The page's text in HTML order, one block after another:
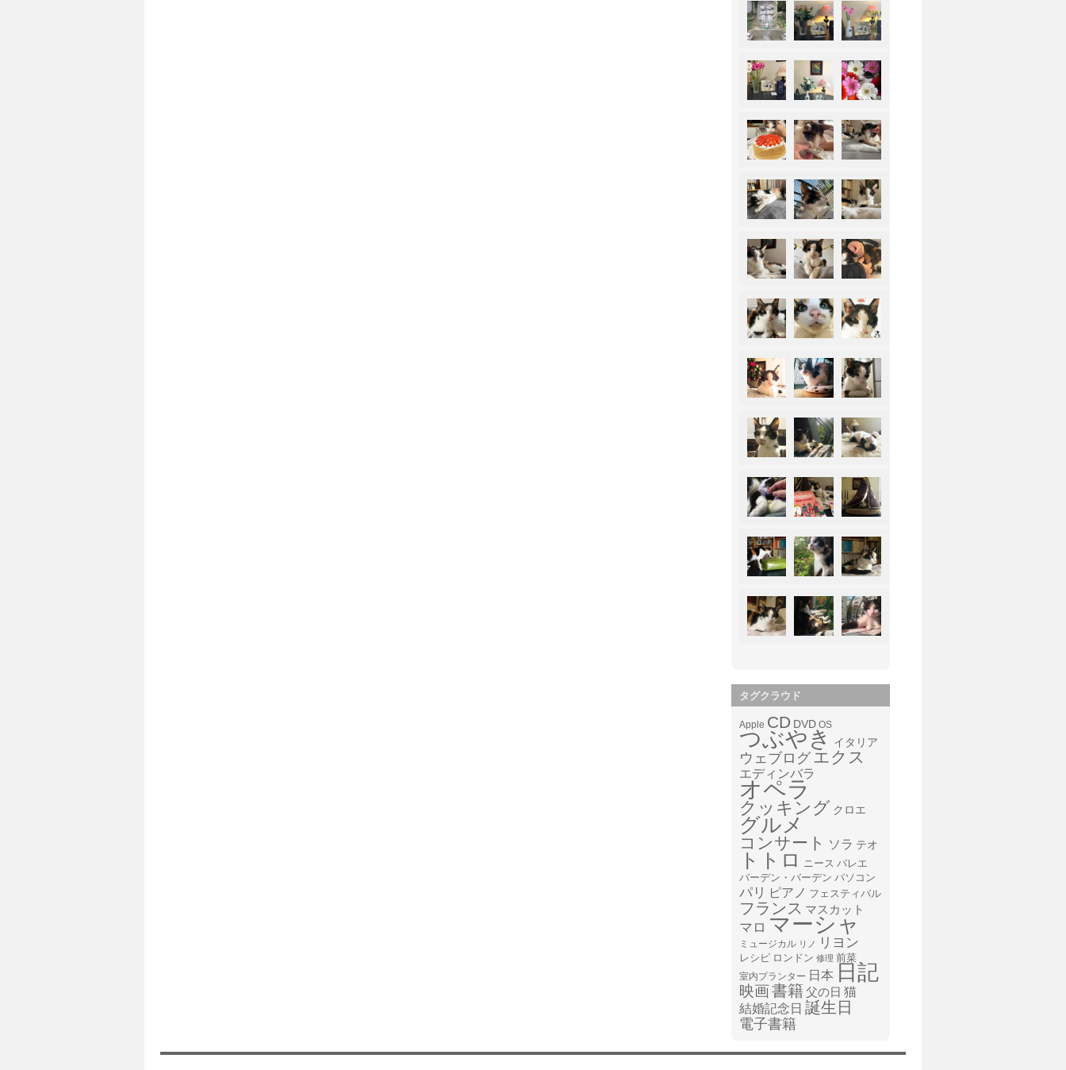
タグクラウド
Apple CD DVD OS
つぶやき イタリア
ウェブログ エクス
エディンバラ
オペラ
クッキング クロエ
グルメ
コンサート ソラ テオ
トトロ ニース バレエ
バーデン・バーデン パソコン
パリ ピアノ フェスティバル
フランス マスカット
マロ マーシャ
ミュージカル リノ リヨン
レシピ ロンドン 修理 前菜
室内プランター 日本 日記
映画書籍 父の日 猫
結婚記念日 誕生日
電子書籍